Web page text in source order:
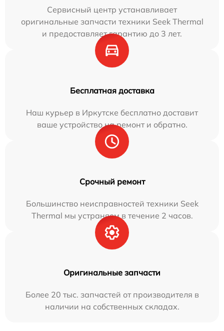
Сервисный центр устанавливает
оригинальные запчасти техники Seek Thermal
и предоставляет гарантию до 3 лет.
Бесплатная доставка
Наш курьер в Иркутске бесплатно доставит
ваше устройство на ремонт и обратно.
Срочный ремонт
Большинство неисправностей техники Seek
Thermal мы устраняем в течение 2 часов.
Оригинальные запчасти
Более 20 тыс. запчастей от производителя в
наличии на собственных складах.